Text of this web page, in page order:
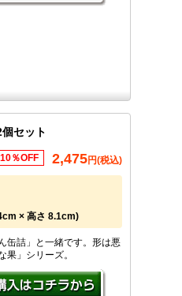
セット
10％OFF 2,475円(税込)
× 高さ 8.1cm)
缶詰」と一緒です。形は悪
果」シリーズ。